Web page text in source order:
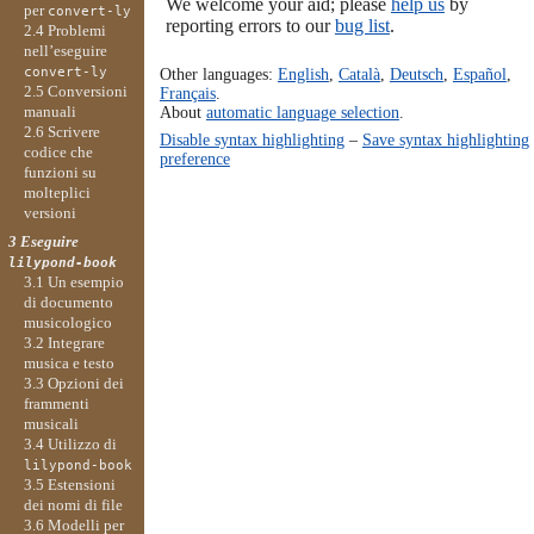
reporting errors to ourbug list.
Other languages: English Català, Deutsch Español
Français.
About automatic language selection
Disable syntax highlighting– Save syntax highlighting
preference
per convert-ly
2.4 Problemi
nell’eseguire
convert-ly
2.5 Conversioni
manuali
2.6 Scrivere
codice che
funzioni su
molteplici
versioni
3 Eseguire
lilypond-book
3.1 Un esempio
di documento
musicologico
3.2 Integrare
musica e testo
3.3 Opzioni dei
frammenti
musicali
3.4 Utilizzo di
lilypond-book
3.5 Estensioni
dei nomi di file
3.6 Modelli per